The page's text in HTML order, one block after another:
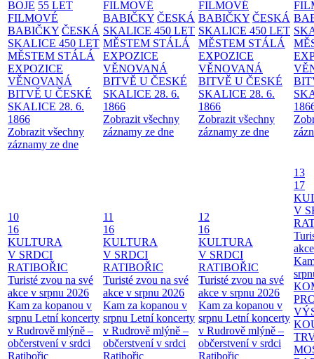
BOJE 55 LET
FILMOVÉ
BABIČKY ČESKÁ
SKALICE 450 LET
MĚSTEM STÁLÁ
EXPOZICE
VĚNOVANÁ
BITVĚ U ČESKÉ
SKALICE 28. 6.
1866
Zobrazit všechny
záznamy ze dne
FILMOVÉ
BABIČKY ČESKÁ
SKALICE 450 LET
MĚSTEM STÁLÁ
EXPOZICE
VĚNOVANÁ
BITVĚ U ČESKÉ
SKALICE 28. 6.
1866
Zobrazit všechny
záznamy ze dne
FILMOVÉ
BABIČKY ČESKÁ
SKALICE 450 LET
MĚSTEM STÁLÁ
EXPOZICE
VĚNOVANÁ
BITVĚ U ČESKÉ
SKALICE 28. 6.
1866
Zobrazit všechny
záznamy ze dne
10
16
KULTURA
V SRDCI
RATIBOŘIC
Turisté zvou na své
akce v srpnu 2026
Kam za kopanou v
srpnu Letní koncerty
v Rudrově mlýně –
občerstvení v srdci
Ratibořic
11
16
KULTURA
V SRDCI
RATIBOŘIC
Turisté zvou na své
akce v srpnu 2026
Kam za kopanou v
srpnu Letní koncerty
v Rudrově mlýně –
občerstvení v srdci
Ratibořic
12
16
KULTURA
V SRDCI
RATIBOŘIC
Turisté zvou na své
akce v srpnu 2026
Kam za kopanou v
srpnu Letní koncerty
v Rudrově mlýně –
občerstvení v srdci
Ratibořic
13
17
V